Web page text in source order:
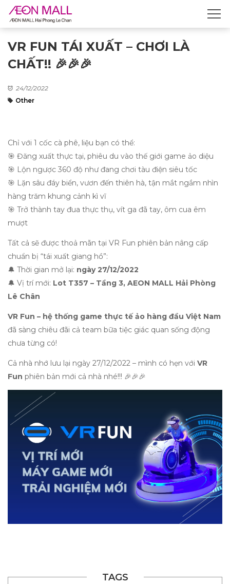
VR FUN TÁI XUẤT – CHƠI LÀ
CHẤT!! 🎉️🎉️🎉
24/12/2022
Other
Chỉ với 1 cốc cà phê, liệu bạn có thể:
️🎯 Đăng xuất thực tại, phiêu du vào thế giới game ảo diệu
️🎯 Lộn ngược 360 độ như đang chơi tàu điện siêu tốc
️🎯 Lặn sâu đáy biển, vươn đến thiên hà, tận mắt ngắm nhìn
hàng trăm khung cảnh kì vĩ
️🎯 Trở thành tay đua thực thụ, vít ga đã tay, ôm cua êm
mượt
Tất cả sẽ được thoả mãn tại VR Fun phiên bản nâng cấp
chuẩn bị “tái xuất giang hồ”:
🔔 Thời gian mở lại: ngày 27/12/2022
🔔 Vị trí mới: Lot T357 – Tầng 3, AEON MALL Hải Phòng
Lê Chân
VR Fun – hệ thống game thực tế ảo hàng đầu Việt Nam
đã sàng chiêu đãi cả team bữa tiệc giác quan sống động
chưa từng có!
Cả nhà nhớ lưu lại ngày 27/12/2022 – mình có hẹn với VR
Fun phiên bản mới cả nhà nhé!!! 🎉️🎉️🎉
TAGS